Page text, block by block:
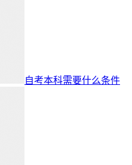
自考本科需要什么条件